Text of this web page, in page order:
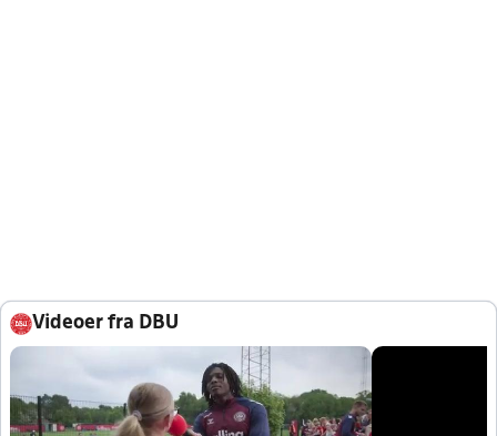
Videoer fra DBU